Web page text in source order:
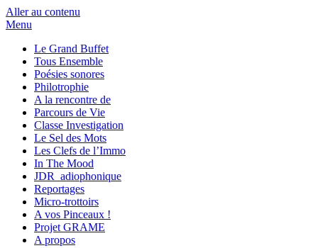
Aller au contenu
Menu
Le Grand Buffet
Tous Ensemble
Poésies sonores
Philotrophie
A la rencontre de
Parcours de Vie
Classe Investigation
Le Sel des Mots
Les Clefs de l’Immo
In The Mood
JDR_adiophonique
Reportages
Micro-trottoirs
A vos Pinceaux !
Projet GRAME
A propos